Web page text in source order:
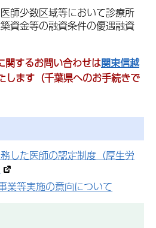
師少数区域等において診療所
資金等の融資条件の優遇融資
関するお問い合わせは関東信越
します（千葉県へのお手続きで
した医師の認定制度（厚生労
業等実施の意向について